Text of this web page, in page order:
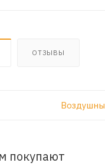
ОТЗЫВЫ
покупают